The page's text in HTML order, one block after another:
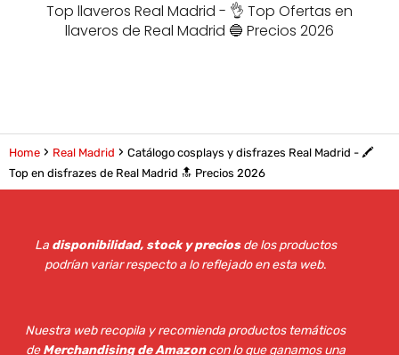
Top llaveros Real Madrid - 👌 Top Ofertas en
llaveros de Real Madrid 🔵 Precios 2026
Home Real Madrid
Catálogo cosplays y disfrazes Real Madrid - 🖍️
Top en disfrazes de Real Madrid 🔝 Precios 2026
La disponibilidad, stock y preciosde los productos
podrían variar respecto a lo reflejado en esta web.
Nuestra web recopila y recomienda productos temáticos
deMerchandising de Amazoncon lo que ganamos una